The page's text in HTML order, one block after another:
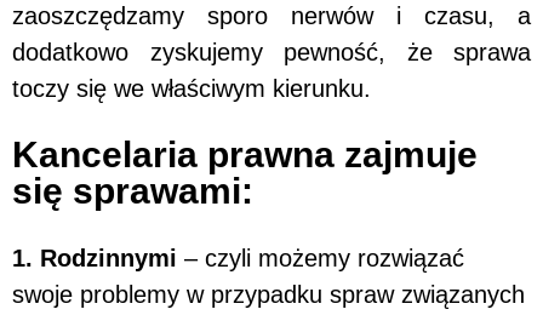
zaoszczędzamy sporo nerwów i czasu, a
dodatkowo zyskujemy pewność, że sprawa
toczy się we właściwym kierunku.
Kancelaria prawna zajmuje
się sprawami:
1. Rodzinnymi – czyli możemy rozwiązać
swoje problemy w przypadku spraw związanych